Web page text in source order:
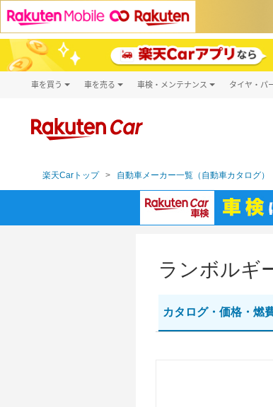
車を買う
新車
車を売る 車検・メンテナンス タイヤ・パ
楽天Carトップ 自動車メーカー一覧（自動車カタログ）
ランボルギ
カタログ・価格・燃